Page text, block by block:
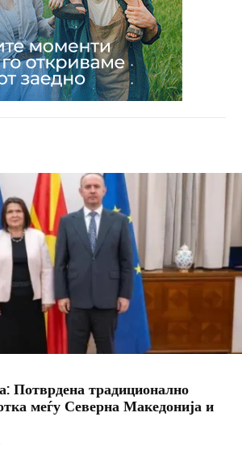
Потврдена традиционално
меѓу Северна Македонија и